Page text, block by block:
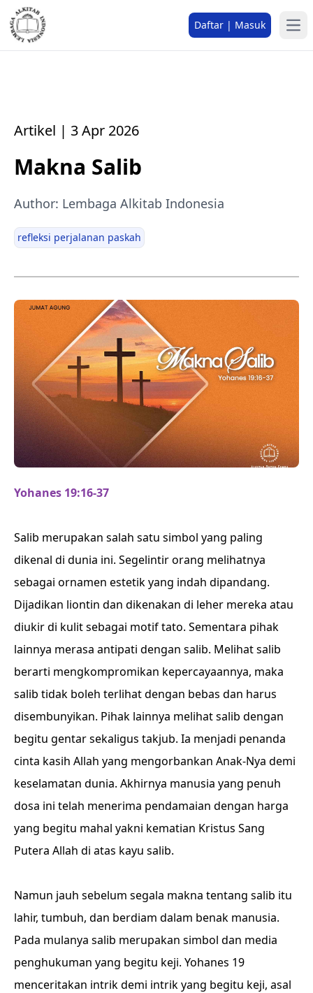
Daftar | Masuk
Artikel | 3 Apr 2026
Makna Salib
Author: Lembaga Alkitab Indonesia
refleksi perjalanan paskah
Yohanes 19:16-37
Salib merupakan salah satu simbol yang paling
dikenal di dunia ini. Segelintir orang melihatnya
sebagai ornamen estetik yang indah dipandang.
Dijadikan liontin dan dikenakan di leher mereka atau
diukir di kulit sebagai motif tato. Sementara pihak
lainnya merasa antipati dengan salib. Melihat salib
berarti mengkompromikan kepercayaannya, maka
salib tidak boleh terlihat dengan bebas dan harus
disembunyikan. Pihak lainnya melihat salib dengan
begitu gentar sekaligus takjub. Ia menjadi penanda
cinta kasih Allah yang mengorbankan Anak-Nya demi
keselamatan dunia. Akhirnya manusia yang penuh
dosa ini telah menerima pendamaian dengan harga
yang begitu mahal yakni kematian Kristus Sang
Putera Allah di atas kayu salib.
Namun jauh sebelum segala makna tentang salib itu
lahir, tumbuh, dan berdiam dalam benak manusia.
Pada mulanya salib merupakan simbol dan media
penghukuman yang begitu keji. Yohanes 19
menceritakan intrik demi intrik yang begitu keji, asal